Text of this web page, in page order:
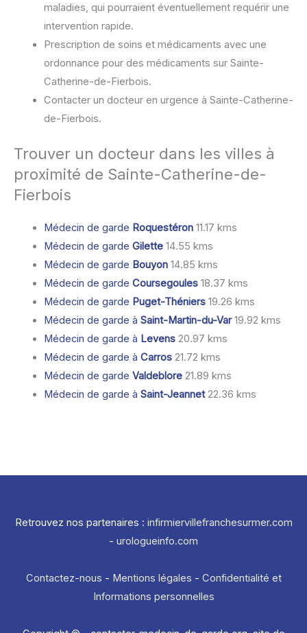
maladies, qui pourraient éventuellement requérir une
intervention rapide.
Prescription de soins et médicaments avec une
ordonnance pour des médicaments sur Sainte-
Catherine-de-Fierbois.
Contacter un docteur en urgence à Sainte-Catherine-
de-Fierbois.
Trouver un docteur dans les villes à
proximité de Sainte-Catherine-de-
Fierbois
Médecin de garde Roquestéron11.17 kms
Médecin de garde Gilette14.55 kms
Médecin de garde Bouyon14.85 kms
Médecin de garde Coursegoules18.37 kms
Médecin de garde Puget-Théniers19.26 kms
Médecin de garde à Saint-Martin-du-Var19.92 kms
Médecin de garde à Levens20.97 kms
Médecin de garde à Carros21.72 kms
Médecin de garde Valdeblore21.89 kms
Médecin de garde à Saint-Jeannet22.36 kms
Retrouvez nos partenaires : infirmiervillefranchesurmer.com
- urologueinfo.com
Contactez-nous - Mentions légales - Confidentialité et
Informations personnelles